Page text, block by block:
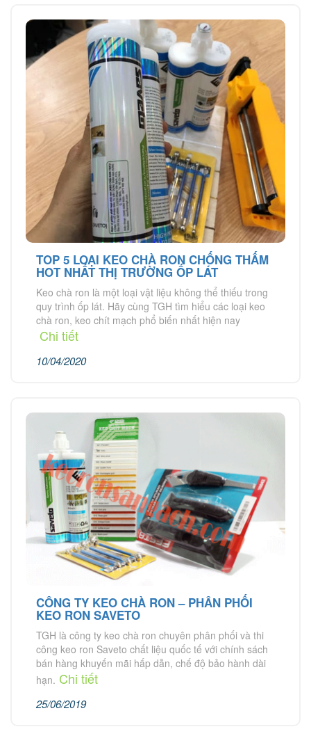
TOP 5 LOẠI KEO CHÀ RON CHỐNG THẤM
HOT NHẤT THỊ TRƯỜNG ỐP LÁT
Keo chà ron là một loại vật liệu không thể thiếu trong
quy trình ốp lát. Hãy cùng TGH tìm hiểu các loại keo
chà ron, keo chít mạch phổ biến nhất hiện nay
Chi tiết
10/04/2020
CÔNG TY KEO CHÀ RON – PHÂN PHỐI
KEO RON SAVETO
TGH là công ty keo chà ron chuyên phân phối và thi
công keo ron Saveto chất liệu quốc tế với chính sách
bán hàng khuyến mãi hấp dẫn, chế độ bảo hành dài
hạn. Chi tiết
25/06/2019